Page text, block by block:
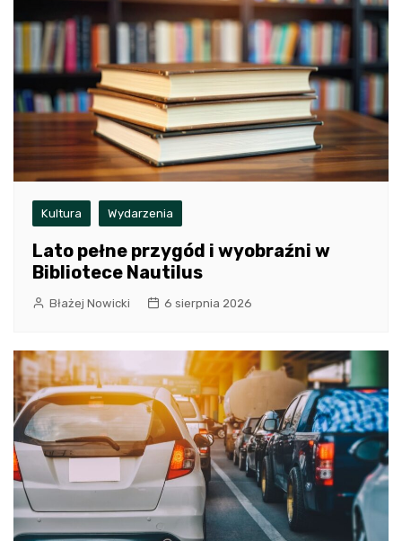
Kultura Wydarzenia
Lato pełne przygód i wyobraźni w
Bibliotece Nautilus
Błażej Nowicki 6 sierpnia 2026